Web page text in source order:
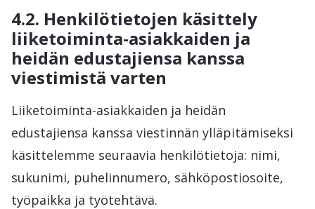
4.2. Henkilötietojen käsittely
liiketoiminta-asiakkaiden ja
heidän edustajiensa kanssa
viestimistä varten
Liiketoiminta-asiakkaiden ja heidän
edustajiensa kanssa viestinnän ylläpitämiseksi
käsittelemme seuraavia henkilötietoja: nimi,
sukunimi, puhelinnumero, sähköpostiosoite,
työpaikka ja työtehtävä.